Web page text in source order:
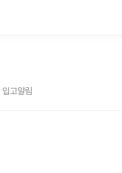
입고알림